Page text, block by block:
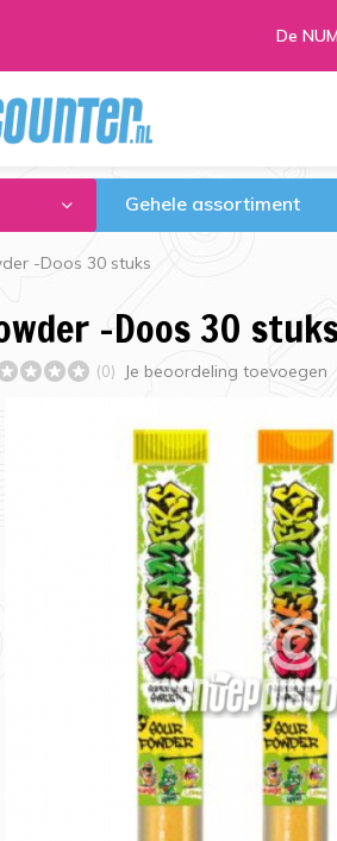
De
Gehele assortiment
-Doos 30 stuks
-Doos 30
(0) Je beoordeling toevoegen